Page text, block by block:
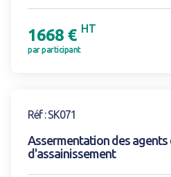
1668 € HT
par participant
Réf : SK071
Assermentation des agents
d'assainissement